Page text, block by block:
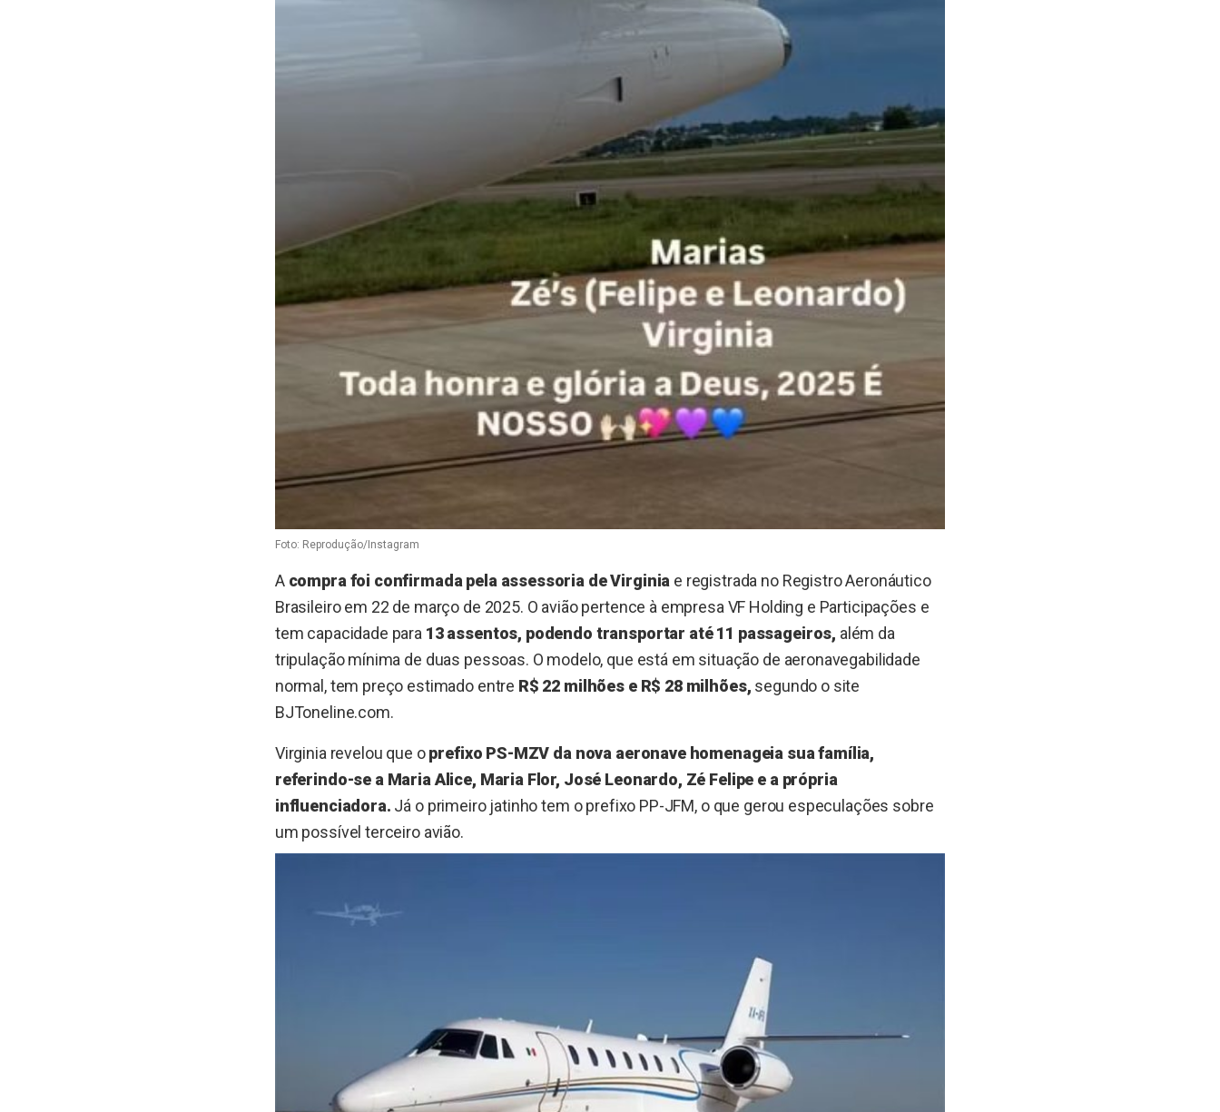
Foto: Reprodução/Instagram
A compra foi confirmada pela assessoria de Virginia e registrada no Registro Aeronáutico
Brasileiro em 22 de março de 2025. O avião pertence à empresa VF Holding e Participações e
tem capacidade para 13 assentos, podendo transportar até 11 passageiros, além da
tripulação mínima de duas pessoas. O modelo, que está em situação de aeronavegabilidade
normal, tem preço estimado entre R$ 22 milhões e R$ 28 milhões, segundo o site
BJToneline.com.
Virginia revelou que oprefixo PS-MZV da nova aeronave homenageia sua família,
referindo-se a Maria Alice, Maria Flor, José Leonardo, Zé Felipe e a própria
influenciadora. Já o primeiro jatinho tem o prefixo PP-JFM, o que gerou especulações sobre
um possível terceiro avião.